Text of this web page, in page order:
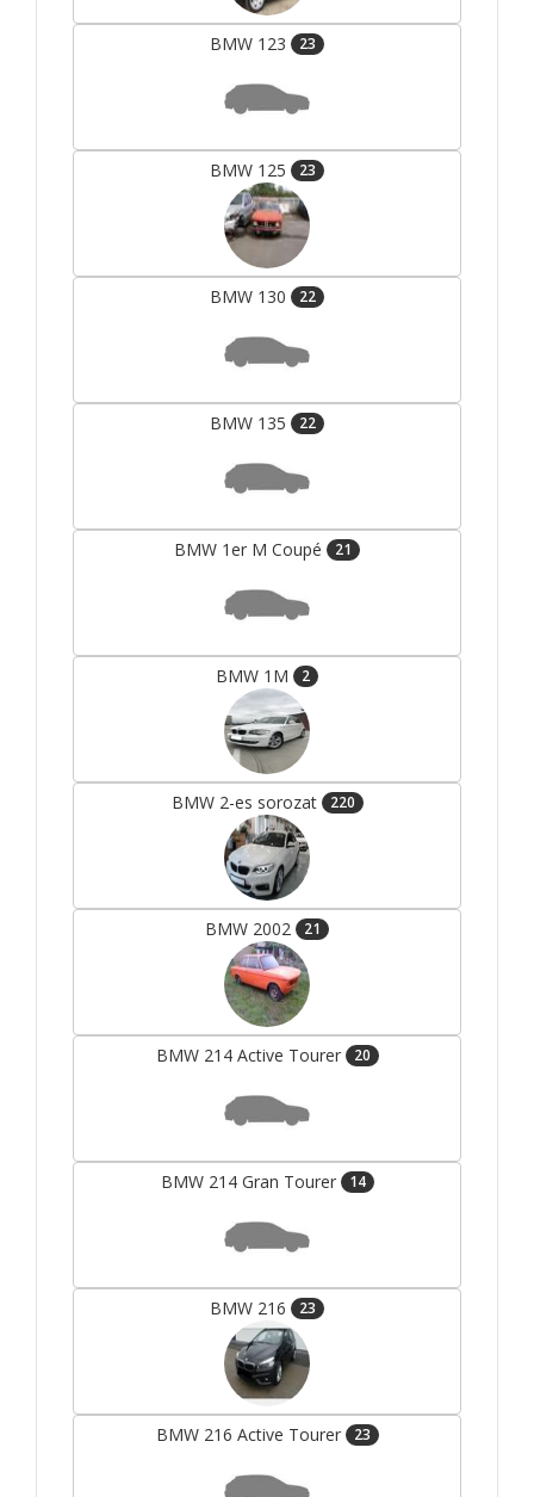
BMW 123 23
BMW 125 23
BMW 130 22
BMW 135 22
BMW 1er M Coupé 21
BMW 1M 2
BMW 2-es sorozat 220
BMW 2002 21
BMW 214 Active Tourer 20
BMW 214 Gran Tourer 14
BMW 216 23
BMW 216 Active Tourer 23